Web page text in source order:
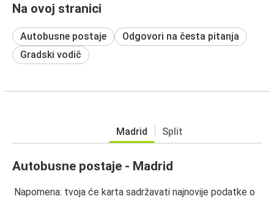
Na ovoj stranici
Autobusne postaje
Odgovori na česta pitanja
Gradski vodič
Madrid Split
Autobusne postaje - Madrid
Napomena: tvoja će karta sadržavati najnovije podatke o